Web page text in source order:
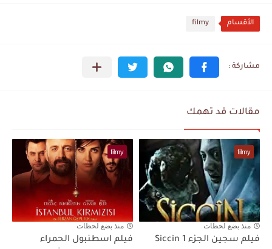
الأقسام filmy
مقالات قد تهمك
filmy
منذ بضع لحظات
فيلم سجين الجزء Siccin 1
filmy
منذ بضع لحظات
فيلم اسطنبول الحمراء